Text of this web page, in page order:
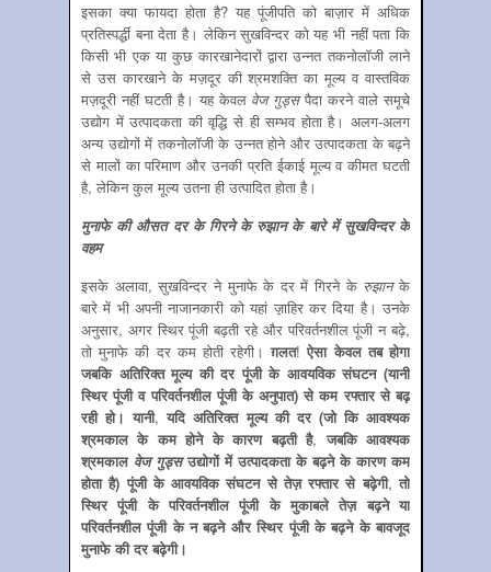
इसका क्‍या फायदा होता है? यह पूंजीपति को बाज़ार में अधिक
प्रतिस्‍पर्द्धी बना देता है। लेकिन सुखविन्‍दर को यह भी नहीं पता कि
किसी भी एक या कुछ कारखानेदारों द्वारा उन्‍नत तकनोलॉजी लाने
से उस कारखाने के मज़दूर की श्रमशक्ति का मूल्‍य व वास्‍तविक
मज़दूरी नहीं घटती है। यह केवल वेज गुड्सपैदा करने वाले समूचे
उद्योग में उत्‍पादकता की वृद्धि से ही सम्‍भव होता है। अलग-अलग
अन्‍य उद्योगों में तकनोलॉजी के उन्‍नत होने और उत्‍पादकता के बढ़ने
से मालों का परिमाण और उनकी प्रति ईकाई मूल्‍य व कीमत घटती
है, लेकिन कुल मूल्‍य उतना ही उत्‍पादित होता है।
मुनाफे की औसत दर के गिरने के रुझान के बारे में सुखविन्‍दर के
वहम
इसके अलावा, सुखविन्‍दर ने मुनाफे के दर में गिरने के रुझानके
बारे में भी अपनी नाजानकारी को यहां ज़़ाहिर कर दिया है। उनके
अनुसार, अगर स्थिर पूंजी बढ़ती रहे और परिवर्तनशील पूंजी न बढ़े,
तो मुनाफे की दर कम होती रहेगी।ग़लत! ऐसा केवल तब होगा
जबकि अतिरिक्‍त मूल्‍य की दर पूंजी के आवयविक संघटन (यानी
स्थिर पूंजी व परिवर्तनशील पूंजी के अनुपात) से कम रफ्तार से बढ़
रही हो। यानी,यदि अतिरिक्‍त मूल्‍य की दर (जो कि आवश्‍यक
श्रमकाल के कम होने के कारण बढ़ती है, जबकि आवश्‍यक
श्रमकाल वेज गुड्सउद्योगों में उत्‍पादकता के बढ़ने के कारण कम
होता है) पूंजी के आवयविक संघटन से तेज़ रफ्तार से बढ़ेगी,तो
स्थिर पूंजी के परिवर्तनशील पूंजी के मुकाबले तेज़ बढ़ने या
परिवर्तनशील पूंजी के न बढ़ने और स्थिर पूंजी के बढ़ने के बावजूद
मुनाफे की दर बढ़ेगी।